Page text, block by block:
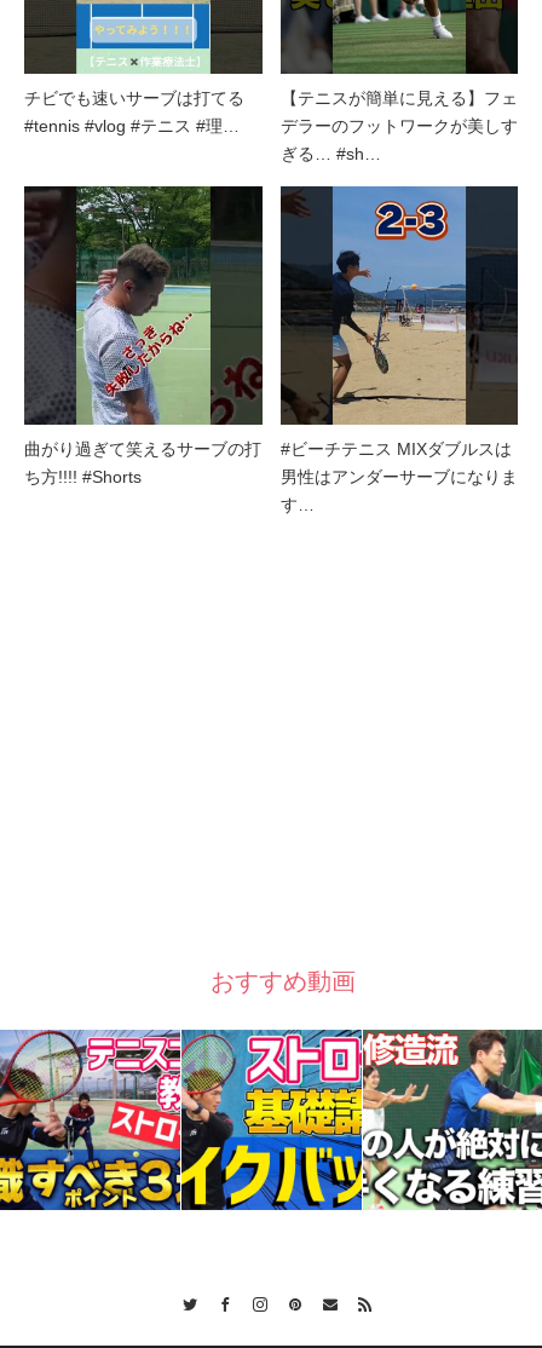
チビでも速いサーブは打てる
#tennis #vlog #テニス #理…
【テニスが簡単に見える】フェ
デラーのフットワークが美しす
ぎる… #sh…
曲がり過ぎて笑えるサーブの打
ち方!!!! #Shorts
#ビーチテニス MIXダブルスは
男性はアンダーサーブになりま
す…
おすすめ動画